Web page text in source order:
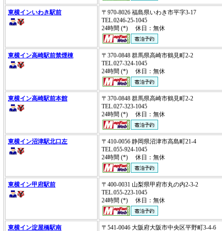
東横インいわき駅前
〒970-8026 福島県いわき市平字3-17
TEL.0246-25-1045
24時間 (*) 休日：無休
東横イン高崎駅前禁煙棟
〒370-0848 群馬県高崎市鶴見町2-2
TEL.027-324-1045
24時間 (*) 休日：無休
東横イン高崎駅前本館
〒370-0848 群馬県高崎市鶴見町2-2
TEL.027-323-1045
24時間 (*) 休日：無休
東横イン沼津駅北口左
〒410-0056 静岡県沼津市高島町21-4
TEL.055-924-1045
24時間 (*) 休日：無休
東横イン甲府駅前
〒400-0031 山梨県甲府市丸の内2-3-2
TEL.055-223-1045
24時間 (*) 休日：無休
東横イン淀屋橋駅南 〒541-0046 大阪府大阪市中央区平野町3-4-6